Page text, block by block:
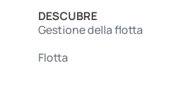
DESCUBRE
Gestione della flotta
Flotta